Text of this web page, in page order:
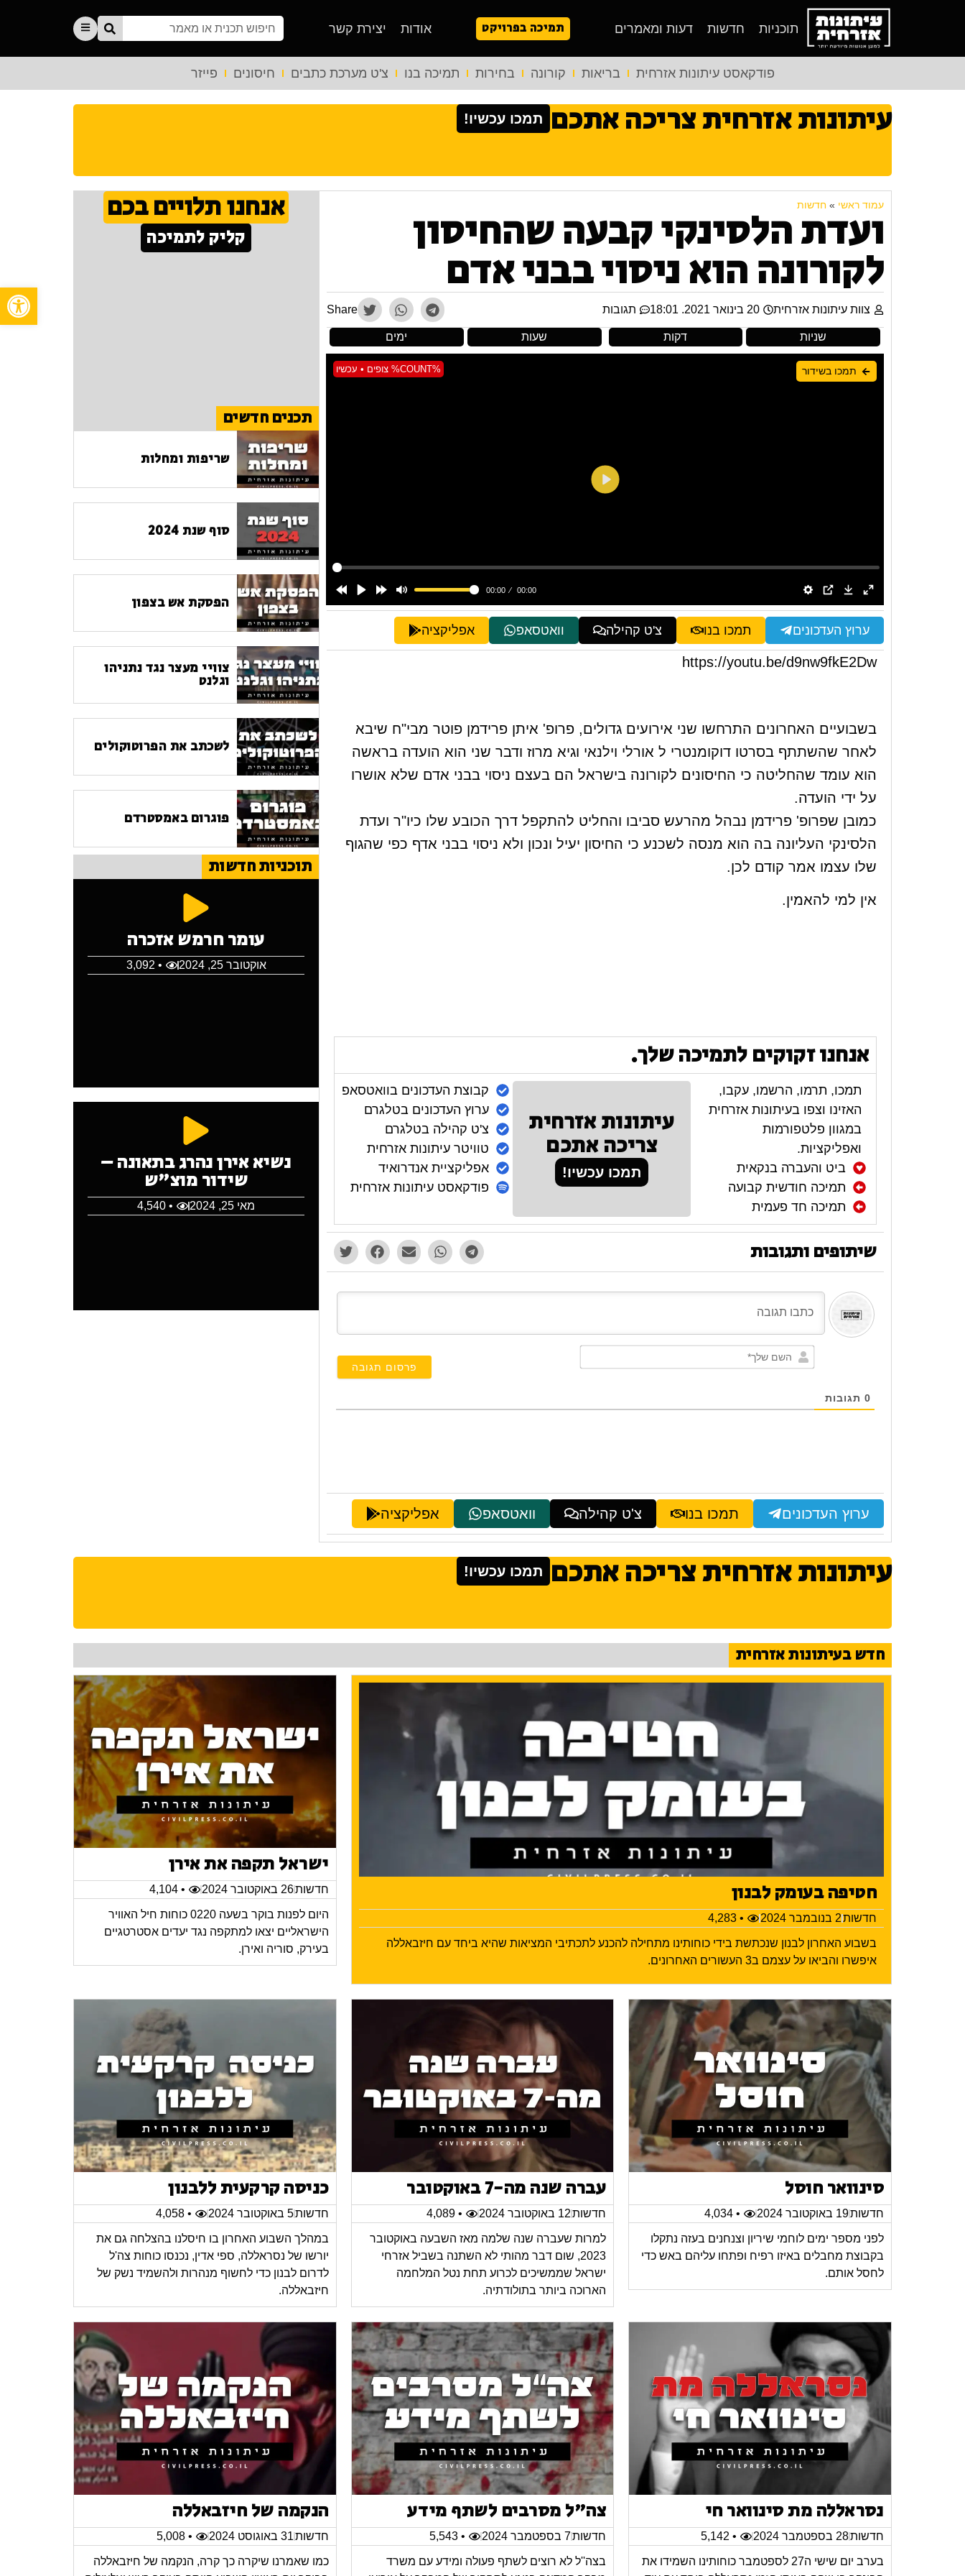
תוכניות חדשות דעות ומאמרים תמיכה בפרויקט אודות יצירת קשר
פודקאסט עיתונות אזרחית בריאות קורונה בחירות תמיכה בנו צ'ט מערכת כתבים חיסונים פייזר
עיתונות אזרחית צריכה אתכם תמכו עכשיו!
עמוד ראשי » חדשות
ועדת הלסינקי קבעה שהחיסון
לקורונה הוא ניסוי בבני אדם
צוות עיתונות אזרחית 20 בינואר 2021. 18:01 תגובות Share
ימים שעות דקות שניות
%COUNT% צופים • עכשיו תמכו בשידור
ערוץ העדכונים תמכו בנו צ'ט קהילה וואטסאפ אפליקציה
https://youtu.be/d9nw9fkE2Dw
בשבועיים האחרונים התרחשו שני אירועים גדולים, פרופ' איתן פרידמן פוטר מבי"ח שיבא
לאחר שהשתתף בסרטו דוקומנטרי ל אורלי וילנאי וגיא מרוז ודבר שני הוא הועדה בראשה
הוא עומד שהחליטה כי החיסונים לקורונה בישראל הם בעצם ניסוי בבני אדם שלא אושרו
על ידי הועדה.
כמובן שפרופ' פרידמן נבהל מהרעש סביבו והחליט להתקפל דרך הכובע שלו כיו"ר ועדת
הלסינקי העליונה בה הוא מנסה לשכנע כי החיסון יעיל ונכון ולא ניסוי בבני אדף כפי שהגוף
שלו עצמו אמר קודם לכן.
אין למי להאמין.
אנחנו זקוקים לתמיכה שלך.
תמכו, תרמו, הרשמו, עקבו,
האזינו וצפו בעיתונות אזרחית
במגוון פלטפורמות
ואפליקציות.
ביט והעברה בנקאית
תמיכה חודשית קבועה
תמיכה חד פעמית
עיתונות אזרחית
צריכה אתכם
תמכו עכשיו!
קבוצת העדכונים בוואטסאפ
ערוץ העדכונים בטלגרם
צ'ט קהילה בטלגרם
טוויטר עיתונות אזרחית
אפליקציית אנדרואיד
פודקאסט עיתונות אזרחית
שיתופים ותגובות
השם
0 תגובות
ערוץ העדכונים תמכו בנו צ'ט קהילה וואטסאפ אפליקציה
אנחנו תלויים בכם
קליק לתמיכה
תכנים חדשים
שריפות ומחלות
סוף שנת 2024
הפסקת אש בצפון
צוויי מעצר נגד נתניהו
וגלנט
לשכתב את הפרוטוקולים
פוגרום באמסטרדם
תוכניות חדשות
עומר חרמש אזכרה
אוקטובר 25, 2024 • 3,092
נשיא אירן נהרג בתאונה –
שידור מוצ"ש
מאי 25, 2024 • 4,540
עיתונות אזרחית צריכה אתכם תמכו עכשיו!
חדש בעיתונות אזרחית
חטיפה בעומק לבנון
חדשות2 בנובמבר 2024 • 4,283
בשבוע האחרון לבנון שנכתשת בידי כוחותינו מתחילה להכנע לתכתיבי המציאות שהיא ביחד עם חיזבאללה
איפשרו והביאו על עצמם ב3 העשורים האחרונים.
ישראל תקפה את אירן
חדשות26 באוקטובר 2024 • 4,104
היום לפנות בוקר בשעה 0220 כוחות חיל האוויר
הישראליים יצאו למתקפה נגד יעדים אסטרטגיים
בעירק, סוריה ואירן.
סינוואר חוסל
חדשות19 באוקטובר 2024 • 4,034
לפני מספר ימים לוחמי שיריון וצנחנים בעזה נתקלו
בקבוצת מחבלים באיזו רפיח ופתחו עליהם באש כדי
לחסל אותם.
עברה שנה מה-7 באוקטובר
חדשות12 באוקטובר 2024 • 4,089
למרות שעברה שנה שלמה מאז השבעה באוקטובר
2023, שום דבר מהותי לא השתנה בשביל אזרחי
ישראל שממשיכים לכרוע תחת נטל המלחמה
הארוכה ביותר בתולודתיה.
כניסה קרקעית ללבנון
חדשות5 באוקטובר 2024 • 4,058
במהלך השבוע האחרון בו חיסלנו בהצלחה גם את
יורשו של נסראללה, ספי אדין, נכנסו כוחות צה'ל
לדרום לבנון כדי לחשוף מנהרות ולהשמיד נשק של
חיזבאללה.
נסראללה מת סינוואר חי
חדשות28 בספטמבר 2024 • 5,142
בערב יום שישי ה27 לספטמבר כוחותינו השמידו את
צה"ל מסרבים לשתף מידע
חדשות7 בספטמבר 2024 • 5,543
בצה''ל לא רוצים לשתף פעולה ומידע עם משרד
הנקמה של חיזבאללה
חדשות31 באוגוסט 2024 • 5,008
כמו שאמרנו שיקרה כך קרה, הנקמה של חיזבאללה